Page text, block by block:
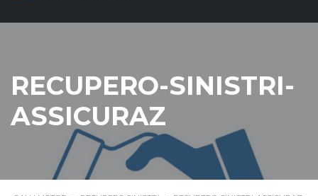
RECUPERO-SINISTRI-
ASSICURAZ